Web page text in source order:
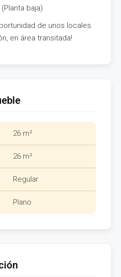
baja)
de unos locales
en área transitada!
26 m²
26 m²
Regular
Plano